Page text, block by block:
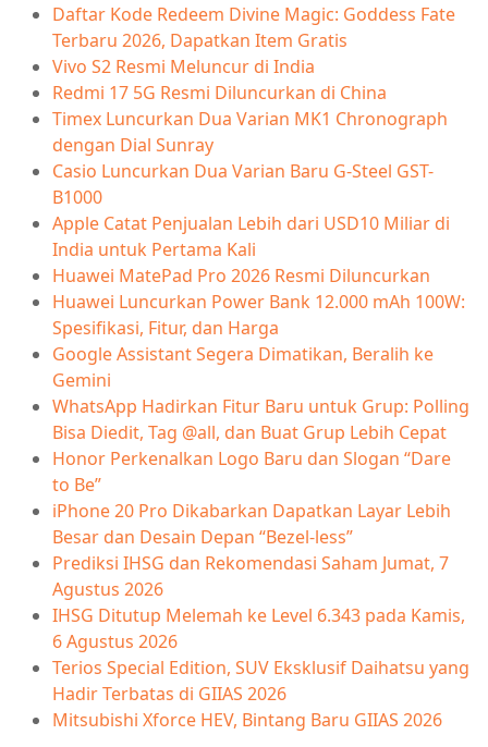
Daftar Kode Redeem Divine Magic: Goddess Fate
Terbaru 2026, Dapatkan Item Gratis
Vivo S2 Resmi Meluncur di India
Redmi 17 5G Resmi Diluncurkan di China
Timex Luncurkan Dua Varian MK1 Chronograph
dengan Dial Sunray
Casio Luncurkan Dua Varian Baru G-Steel GST-
B1000
Apple Catat Penjualan Lebih dari USD10 Miliar di
India untuk Pertama Kali
Huawei MatePad Pro 2026 Resmi Diluncurkan
Huawei Luncurkan Power Bank 12.000 mAh 100W:
Spesifikasi, Fitur, dan Harga
Google Assistant Segera Dimatikan, Beralih ke
Gemini
WhatsApp Hadirkan Fitur Baru untuk Grup: Polling
Bisa Diedit, Tag @all, dan Buat Grup Lebih Cepat
Honor Perkenalkan Logo Baru dan Slogan “Dare
to Be”
iPhone 20 Pro Dikabarkan Dapatkan Layar Lebih
Besar dan Desain Depan “Bezel-less”
Prediksi IHSG dan Rekomendasi Saham Jumat, 7
Agustus 2026
IHSG Ditutup Melemah ke Level 6.343 pada Kamis,
6 Agustus 2026
Terios Special Edition, SUV Eksklusif Daihatsu yang
Hadir Terbatas di GIIAS 2026
Mitsubishi Xforce HEV, Bintang Baru GIIAS 2026